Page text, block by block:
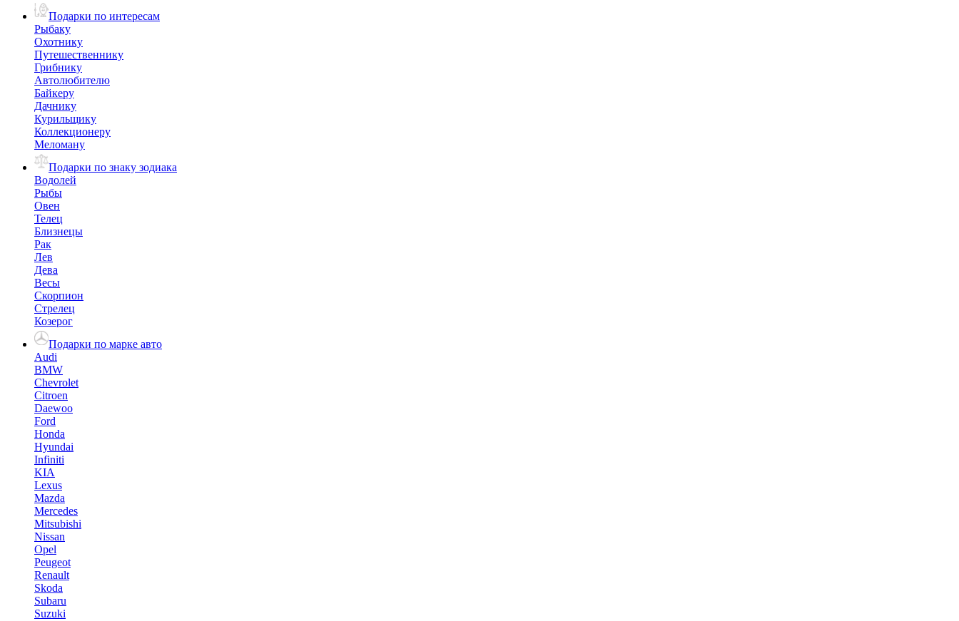
Подарки по интересам
Рыбаку
Охотнику
Путешественнику
Грибнику
Автолюбителю
Байкеру
Дачнику
Курильщику
Коллекционеру
Меломану
Подарки по знаку зодиака
Водолей
Рыбы
Овен
Телец
Близнецы
Рак
Лев
Дева
Весы
Скорпион
Стрелец
Козерог
Подарки по марке авто
Audi
BMW
Chevrolet
Citroen
Daewoo
Ford
Honda
Hyundai
Infiniti
KIA
Lexus
Mazda
Mercedes
Mitsubishi
Nissan
Opel
Peugeot
Renault
Skoda
Subaru
Suzuki